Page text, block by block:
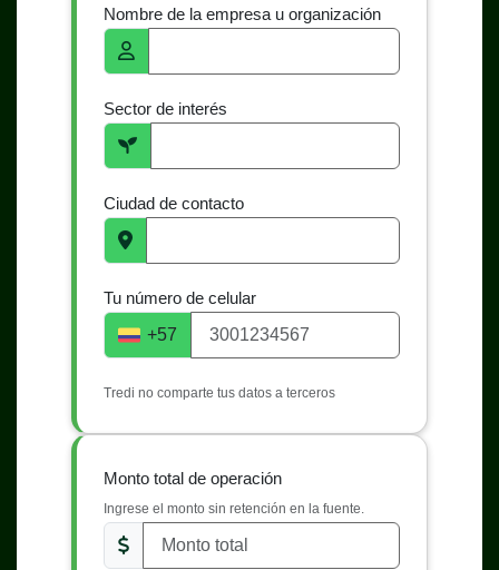
Nombre de la empresa u organización
Sector de interés
Ciudad de contacto
Tu número de celular
+57
Tredi no comparte tus datos a terceros
Monto total de operación
Ingrese el monto sin retención en la fuente.